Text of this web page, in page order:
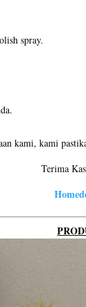
spray.
kami, kami
Terima